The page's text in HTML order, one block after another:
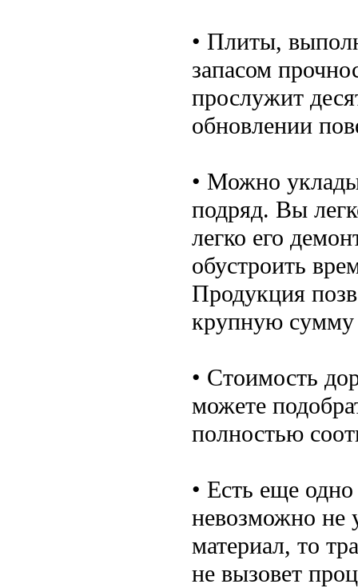
• Плиты,
запасом
прослужит
обновлении
• Можно
подряд. Вы
легко его
обустроить
Продукция
крупную сумму
• Стоимость
можете
полностью
• Есть еще
невозможно не
материал, то
не вызовет